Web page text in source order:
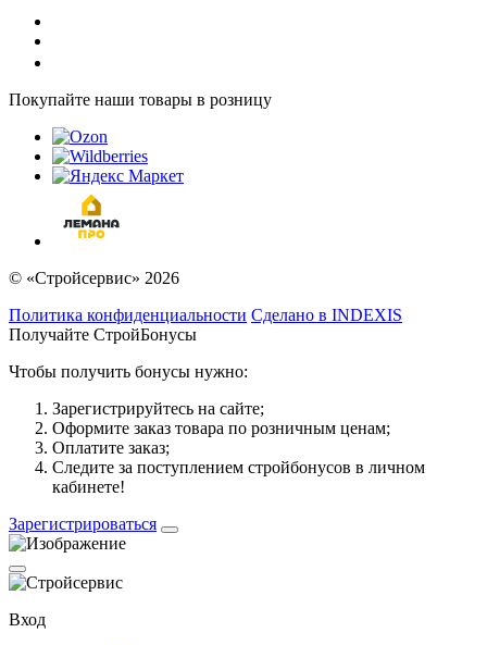
Покупайте наши товары в розницу
© «Стройсервис» 2026
Политика конфиденциальности Сделано в INDEXIS
Получайте СтройБонусы
Чтобы получить бонусы нужно:
Зарегистрируйтесь на сайте;
Оформите заказ товара по розничным ценам;
Оплатите заказ;
Следите за поступлением стройбонусов в личном
кабинете!
Зарегистрироваться
Вход